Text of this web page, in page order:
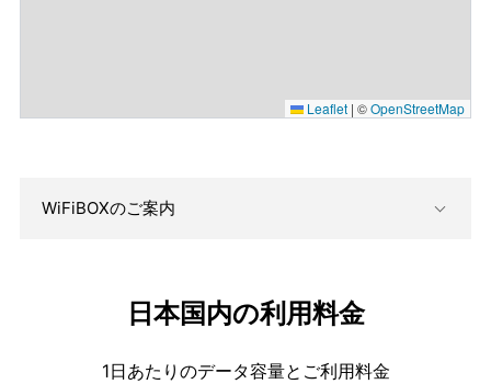
Leaflet | ©OpenStreetMap
WiFiBOXのご案内
日本国内の利用料金
1日あたりのデータ容量とご利用料金